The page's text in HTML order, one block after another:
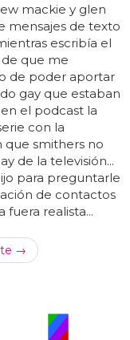
mackie y glen
mensajes de texto
escribía el
que me
de poder aportar
gay que estaban
el podcast la
con la
que smithers no
de la televisión...
para preguntarle
de contactos
fuera realista...
→